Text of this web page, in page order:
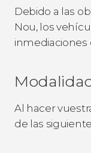
Debido a las
Nou, los
inmediaciones
Al hacer
de las